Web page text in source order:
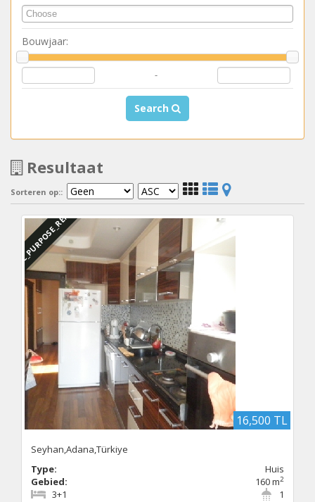
Bouwjaar:
-
Search
Resultaat
Sorteren op::
DBC_PURPOSE_RENTED
16,500 TL
Seyhan,Adana,Türkiye
Type:
Huis
Gebied:
160 m2
1
3+1